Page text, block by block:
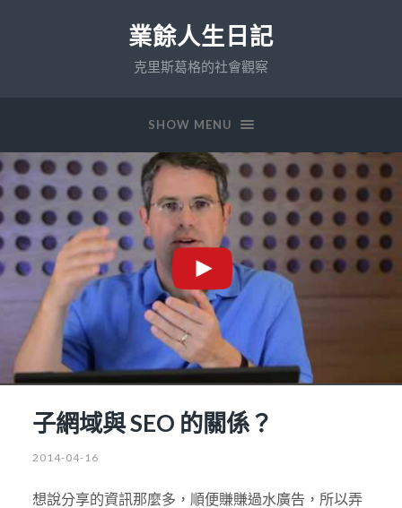
業餘人生日記
克里斯葛格的社會觀察
SHOW MENU
子網域與 SEO 的關係？
2014-04-16
想說分享的資訊那麼多，順便賺賺過水廣告，所以弄